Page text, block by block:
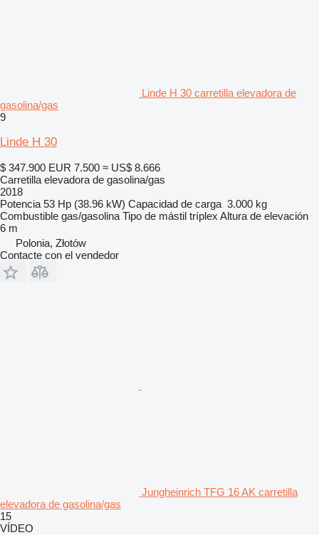
Linde H 30 carretilla elevadora de
gasolina/gas
9
Linde H 30
$ 347.900 EUR 7.500 ≈ US$ 8.666
Carretilla elevadora de gasolina/gas
2018
Potencia 53 Hp (38.96 kW) Capacidad de carga 3.000 kg
Combustible gas/gasolina Tipo de mástil tríplex Altura de elevación
6 m
Polonia, Złotów
Contacte con el vendedor
Jungheinrich TFG 16 AK carretilla
elevadora de gasolina/gas
15
VÍDEO